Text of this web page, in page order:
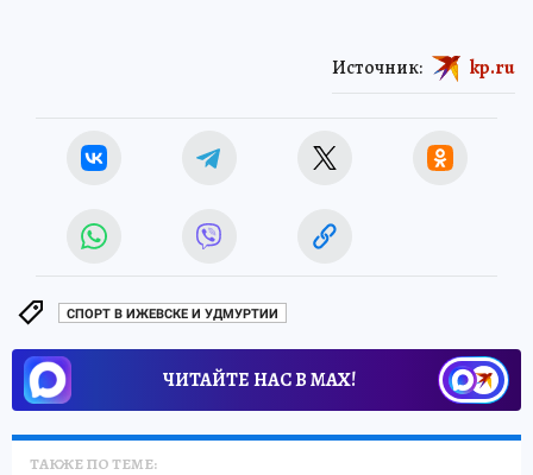
Источник: kp.ru
СПОРТ В ИЖЕВСКЕ И УДМУРТИИ
ЧИТАЙТЕ НАС В МАХ!
ТАКЖЕ ПО ТЕМЕ: